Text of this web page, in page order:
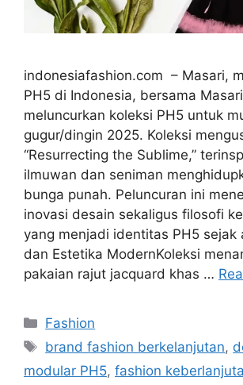
indonesiafashion.com – Masari,
PH5 di Indonesia, bersama
meluncurkan koleksi PH5 untuk
gugur/dingin 2025. Koleksi
“Resurrecting the Sublime,”
ilmuwan dan seniman
bunga punah. Peluncuran ini
inovasi desain sekaligus filosofi
yang menjadi identitas PH5 sejak
dan Estetika ModernKoleksi
pakaian rajut jacquard khas …
Categories
Fashion
Tags
brand fashion berkelanjutan,
modular PH5, fashion